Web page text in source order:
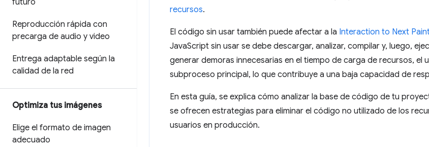
futuro
Reproducción rápida con
precarga de audio y video
Entrega adaptable según la
calidad de la red
Optimiza tus imágenes
Elige el formato de imagen
adecuado
recursos.
El código sin usar también puede afectar a la Interaction to Next
JavaScript sin usar se debe descargar, analizar, compilar y, luego,
generar demoras innecesarias en el tiempo de carga de recursos, el
subproceso principal, lo que contribuye a una baja capacidad de
En esta guía, se explica cómo analizar la base de código de tu
se ofrecen estrategias para eliminar el código no utilizado de los
usuarios en producción.